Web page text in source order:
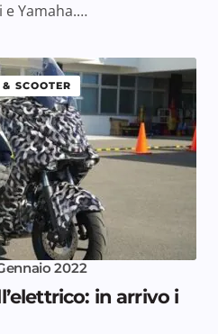
e Yamaha.…
SCOOTER
2022
in arrivo i